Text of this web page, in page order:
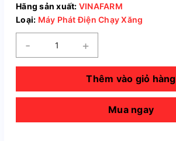
Hãng sản xuất: VINAFARM
Loại: Máy Phát Điện Chạy Xăng
- +
Thêm vào giỏ hàng
Mua ngay